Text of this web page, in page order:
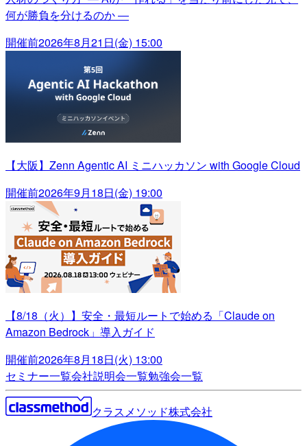
何が勝負を分けるのか ―
開催前2026年8月21日(金) 15:00
【大阪】Zenn Agentic AI ミニハッカソン with Google Cloud
開催前2026年9月18日(金) 19:00
【8/18（火）】安全・最短ルートで始める「Claude on
Amazon Bedrock」導入ガイド
開催前2026年8月18日(火) 13:00
セミナー一覧会社説明会一覧勉強会一覧
クラスメソッド株式会社